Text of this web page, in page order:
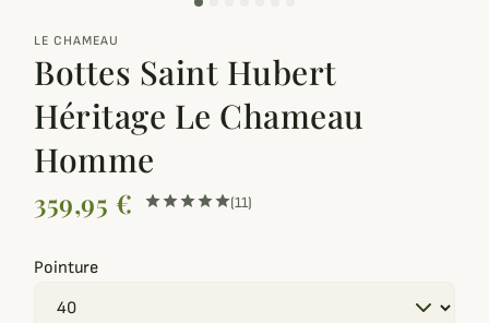
LE CHAMEAU
Bottes Saint Hubert
Héritage Le Chameau
Homme
359,95 € (11)
Pointure